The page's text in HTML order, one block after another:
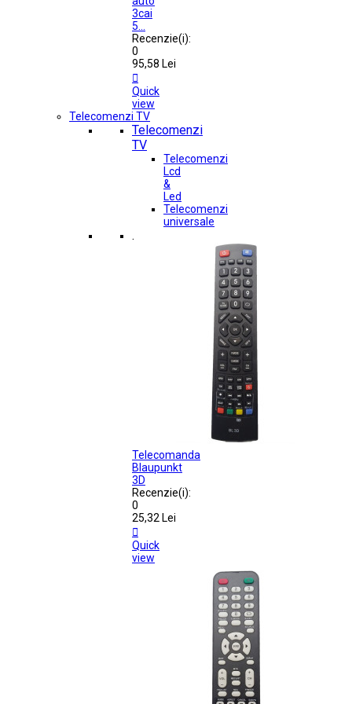
3cai
5...
Recenzie(i):
0
95,58 Lei

Quick
view
Telecomenzi TV
Telecomenzi
TV
Telecomenzi
Lcd
&
Led
Telecomenzi
universale
.
Telecomanda
Blaupunkt
3D
Recenzie(i):
0
25,32 Lei

Quick
view